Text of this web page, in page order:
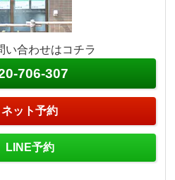
い合わせはコチラ
706-307
ネット予約
LINE予約